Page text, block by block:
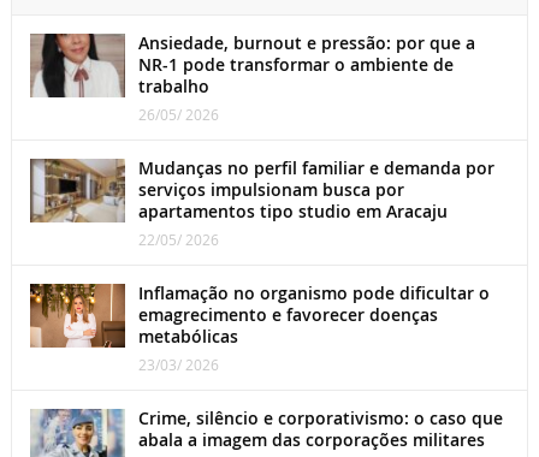
Ansiedade, burnout e pressão: por que a
NR-1 pode transformar o ambiente de
trabalho
26/05/ 2026
Mudanças no perfil familiar e demanda por
serviços impulsionam busca por
apartamentos tipo studio em Aracaju
22/05/ 2026
Inflamação no organismo pode dificultar o
emagrecimento e favorecer doenças
metabólicas
23/03/ 2026
Crime, silêncio e corporativismo: o caso que
abala a imagem das corporações militares